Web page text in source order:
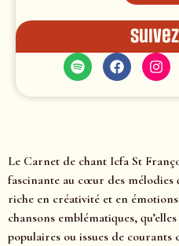
Le Carnet de chant Icfa St
fascinante au cœur des mélodies
riche en créativité et en
chansons emblématiques,
populaires ou issues de